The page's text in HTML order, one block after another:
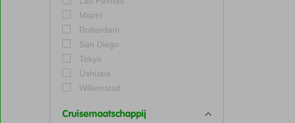
Miami
Rotterdam
San Diego
Tokyo
Ushuaia
Willemstad
Cruisemaatschappij